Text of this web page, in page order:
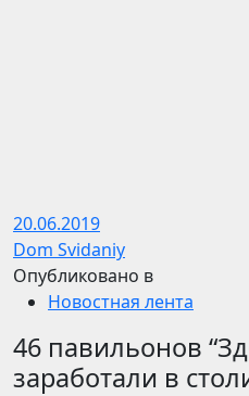
20.06.2019
Dom Svidaniy
Опубликовано в
Новостная лента
46 павильонов
заработали в